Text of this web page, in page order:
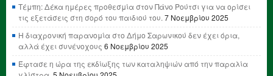
Τέμπη: Δέκα ημέρες προθεσμία στον Πάνο Ρούτσι για να ορίσει
τις εξετάσεις στη σορό του παιδιού του.7 Νοεμβρίου 2025
Η διαχρονική παρανομία στο Δήμο Σαρωνικού δεν έχει όρια,
αλλά έχει συνένοχους 6 Νοεμβρίου 2025
Έφτασε η ώρα της εκδίωξης των καταληψιών από την παραλία